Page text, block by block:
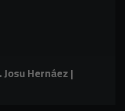
Hernáez |